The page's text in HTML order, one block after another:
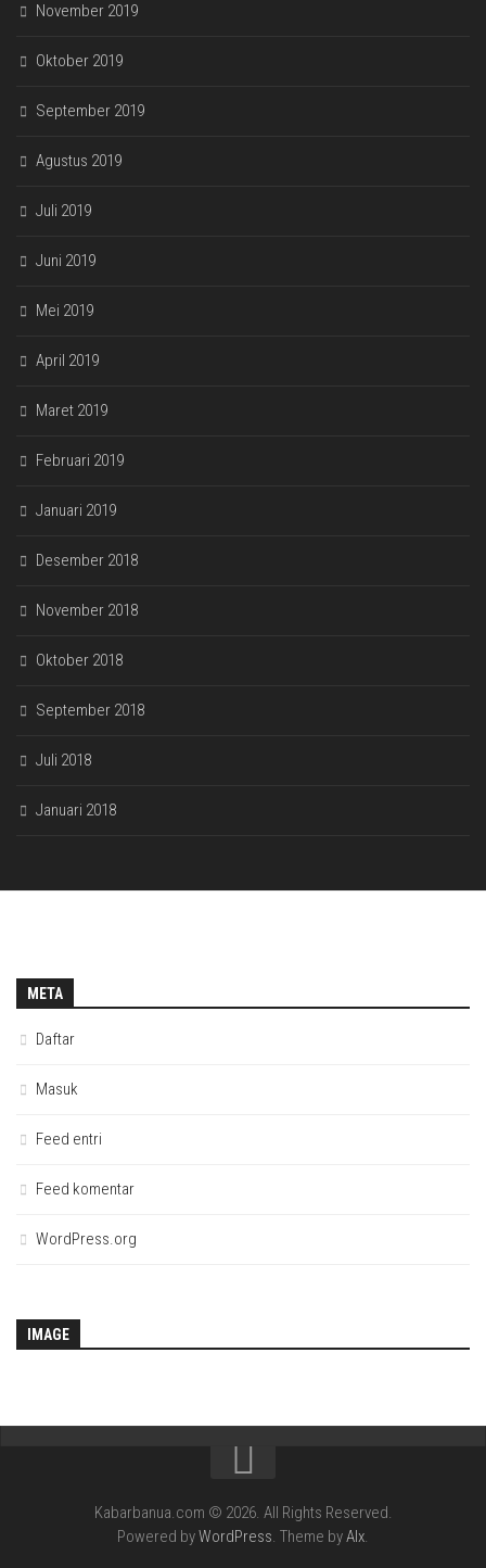
November 2019
Oktober 2019
September 2019
Agustus 2019
Juli 2019
Juni 2019
Mei 2019
April 2019
Maret 2019
Februari 2019
Januari 2019
Desember 2018
November 2018
Oktober 2018
September 2018
Juli 2018
Januari 2018
META
Daftar
Masuk
Feed entri
Feed komentar
WordPress.org
IMAGE
Kabarbanua.com © 2026. All Rights Reserved.
Powered byWordPress. Theme byAlx.